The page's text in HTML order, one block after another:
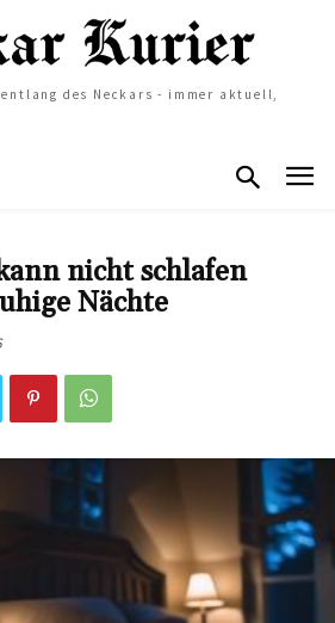
des Neckars - immer aktuell,
nicht schlafen
Nächte